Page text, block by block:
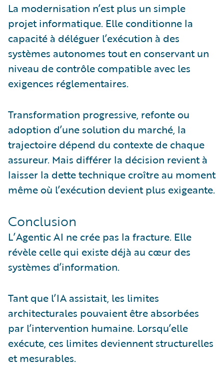
La modernisation n’est plus un simple
projet informatique. Elle conditionne la
capacité à déléguer l’exécution à des
systèmes autonomes tout en conservant un
niveau de contrôle compatible avec les
exigences réglementaires.
Transformation progressive, refonte ou
adoption d’une solution du marché, la
trajectoire dépend du contexte de chaque
assureur. Mais différer la décision revient à
laisser la dette technique croître au moment
même où l’exécution devient plus exigeante.
Conclusion
L’Agentic AI ne crée pas la fracture. Elle
révèle celle qui existe déjà au cœur des
systèmes d’information.
Tant que l’IA assistait, les limites
architecturales pouvaient être absorbées
par l’intervention humaine. Lorsqu’elle
exécute, ces limites deviennent structurelles
et mesurables.